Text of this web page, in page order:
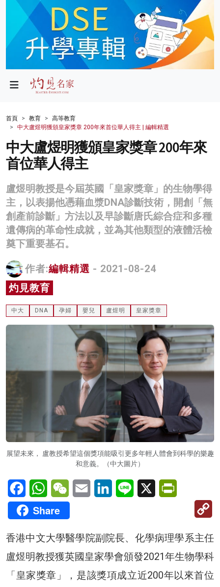
政局
財經
生活
健康
商業
科技
影片
名家榜
關於我們
首頁 教育
高等教育
中大盧煜明獲頒皇家獎章 200年來首位華人得主 | 編輯精選
中大盧煜明獲頒皇家獎章 200年來
首位華人得主
盧煜明教授是今屆英國「皇家獎章」的生物學得
主，以表揚他憑藉血漿DNA診斷技術，開創「無
創產前診斷」方法以及早診斷唐氏綜合症和多種
遺傳病的革命性成就，並為其他類型的液體活檢
奠下重要基石。
作者:編輯精選 - 2021-08-24
灼見教育
中大 DNA 孕婦 嬰兒 盧煜明 皇家獎章
展望未來， 盧教授希望這個獎項能吸引更多年輕人體會到科學的樂趣
和意義。（中大圖片）
FacebookWhatsAppWeChatEmail LinkedInLine X
Share
香港中文大學醫學院副院長、化學病理學系主任
盧煜明教授獲英國皇家學會頒發2021年生物學科
「皇家獎章」，是該獎項成立近200年以來首位